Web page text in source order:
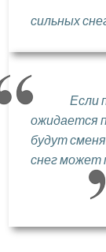
сильных
Если
ожидается
будут
снег может